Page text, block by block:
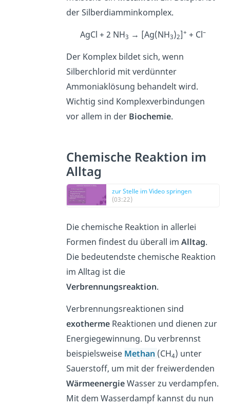
der Silberdiamminkomplex.
AgCl + 2 NH3 → [Ag(NH3)2]+ + Cl–
Der Komplex bildet sich, wenn
Silberchlorid mit verdünnter
Ammoniaklösung behandelt wird.
Wichtig sind Komplexverbindungen
vor allem in der Biochemie.
Chemische Reaktion im
Alltag
zur Stelle im Video springen
(03:22)
Die chemische Reaktion in allerlei
Formen findest du überall imAlltag.
Die bedeutendste chemische Reaktion
im Alltag ist die
Verbrennungsreaktion.
Verbrennungsreaktionen sind
exotherme Reaktionen und dienen zur
Energiegewinnung. Du verbrennst
beispielsweise Methan (CH4) unter
Sauerstoff, um mit der freiwerdenden
WärmeenergieWasser zu verdampfen.
Mit dem Wasserdampf kannst du nun